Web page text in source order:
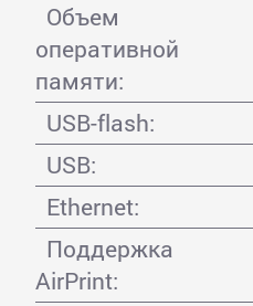
Объем
оперативной
памяти:
USB-flash:
USB:
Ethernet:
Поддержка
AirPrint: